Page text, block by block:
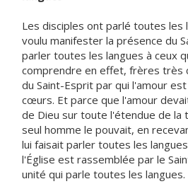
Les disciples ont parlé toutes les
voulu manifester la présence du
parler toutes les langues à ceux
comprendre en effet, frères très
du Saint-Esprit par qui l'amour
cœurs. Et parce que l'amour
de Dieu sur toute l'étendue de la
seul homme le pouvait, en
lui faisait parler toutes les
l'Église est rassemblée par le
unité qui parle toutes les langues.